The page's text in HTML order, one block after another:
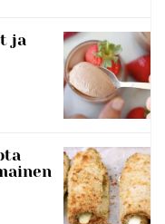
ja